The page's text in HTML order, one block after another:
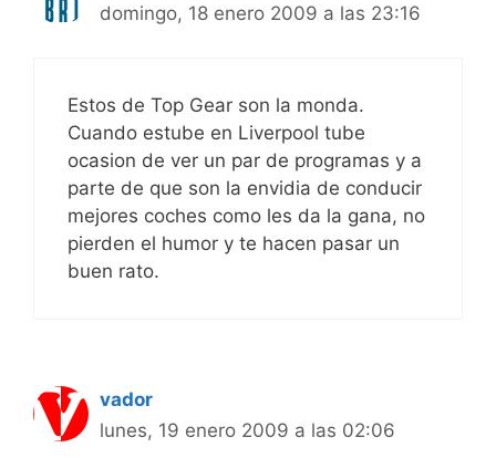
domingo, 18 enero 2009 a las 23:16
Estos de Top Gear son la monda.
Cuando estube en Liverpool tube
ocasion de ver un par de programas y a
parte de que son la envidia de conducir
mejores coches como les da la gana, no
pierden el humor y te hacen pasar un
buen rato.
vador
lunes, 19 enero 2009 a las 02:06